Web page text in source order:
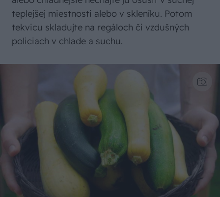
teplejšej miestnosti alebo v skleníku. Potom
tekvicu skladujte na regáloch či vzdušných
policiach v chlade a suchu.